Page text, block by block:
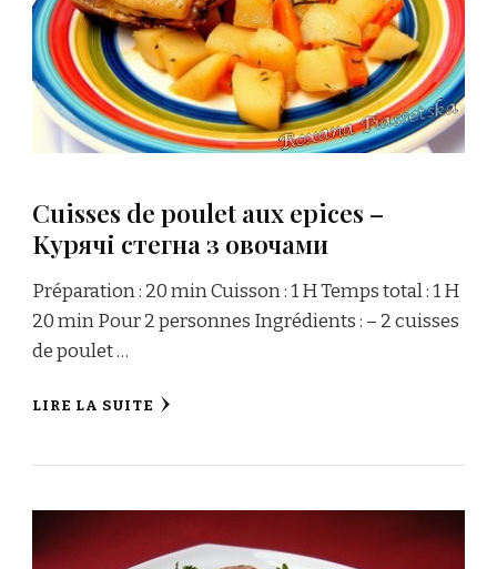
Cuisses de poulet aux epices –
Kурячі стегна з овочами
Préparation : 20 min Cuisson : 1 H Temps total : 1 H
20 min Pour 2 personnes Ingrédients : – 2 cuisses
de poulet …
LIRE LA SUITE